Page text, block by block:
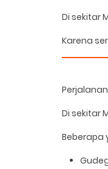
Di sekitar
Karena
Di sekitar
Beberapa